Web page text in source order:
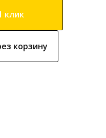
клик
корзину